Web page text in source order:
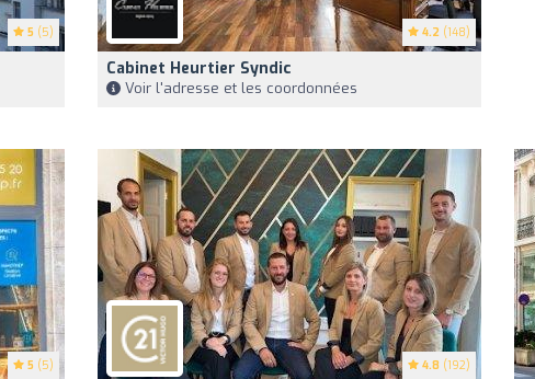
5 (5) 4.2 (148)
Cabinet Heurtier Syndic
Voir l'adresse et les coordonnées
5 (5) 4.8 (192)